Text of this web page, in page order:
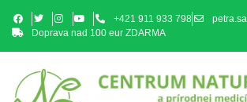
+421 911 933 798
Doprava nad 100 eur ZDARMA